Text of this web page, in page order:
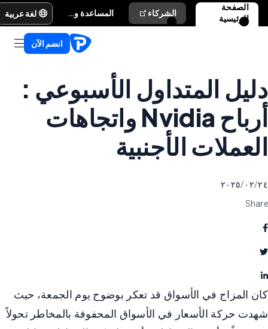
الصفحة
الرئيسية
الشركاء المساعدة والدعم لغة عربية
انضم الآن
دليل المتداول الأسبوعي :
أرباح Nvidia واتجاهات
العملات الأجنبية
٢٤‏/٠٢‏/٢٠٢٥
Share
كان المزاج في الأسواق قد تعكر بوضوح يوم الجمعة، حيث
شهدت حركة الأسعار في الأسواق المحفوفة بالمخاطر تحولاً